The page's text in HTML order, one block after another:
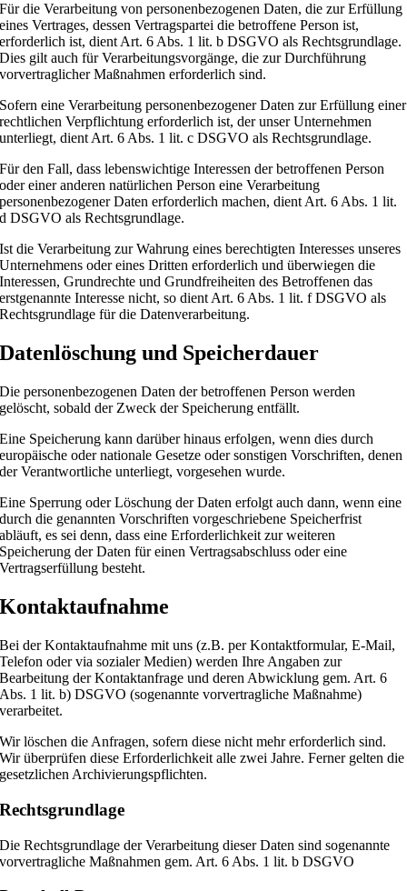
Für die Verarbeitung von personenbezogenen Daten, die zur Erfüllung
eines Vertrages, dessen Vertragspartei die betroffene Person ist,
erforderlich ist, dient Art. 6 Abs. 1 lit. b DSGVO als Rechtsgrundlage.
Dies gilt auch für Verarbeitungsvorgänge, die zur Durchführung
vorvertraglicher Maßnahmen erforderlich sind.
Sofern eine Verarbeitung personenbezogener Daten zur Erfüllung einer
rechtlichen Verpflichtung erforderlich ist, der unser Unternehmen
unterliegt, dient Art. 6 Abs. 1 lit. c DSGVO als Rechtsgrundlage.
Für den Fall, dass lebenswichtige Interessen der betroffenen Person
oder einer anderen natürlichen Person eine Verarbeitung
personenbezogener Daten erforderlich machen, dient Art. 6 Abs. 1 lit.
d DSGVO als Rechtsgrundlage.
Ist die Verarbeitung zur Wahrung eines berechtigten Interesses unseres
Unternehmens oder eines Dritten erforderlich und überwiegen die
Interessen, Grundrechte und Grundfreiheiten des Betroffenen das
erstgenannte Interesse nicht, so dient Art. 6 Abs. 1 lit. f DSGVO als
Rechtsgrundlage für die Datenverarbeitung.
Datenlöschung und Speicherdauer
Die personenbezogenen Daten der betroffenen Person werden
gelöscht, sobald der Zweck der Speicherung entfällt.
Eine Speicherung kann darüber hinaus erfolgen, wenn dies durch
europäische oder nationale Gesetze oder sonstigen Vorschriften, denen
der Verantwortliche unterliegt, vorgesehen wurde.
Eine Sperrung oder Löschung der Daten erfolgt auch dann, wenn eine
durch die genannten Vorschriften vorgeschriebene Speicherfrist
abläuft, es sei denn, dass eine Erforderlichkeit zur weiteren
Speicherung der Daten für einen Vertragsabschluss oder eine
Vertragserfüllung besteht.
Kontaktaufnahme
Bei der Kontaktaufnahme mit uns (z.B. per Kontaktformular, E-Mail,
Telefon oder via sozialer Medien) werden Ihre Angaben zur
Bearbeitung der Kontaktanfrage und deren Abwicklung gem. Art. 6
Abs. 1 lit. b) DSGVO (sogenannte vorvertragliche Maßnahme)
verarbeitet.
Wir löschen die Anfragen, sofern diese nicht mehr erforderlich sind.
Wir überprüfen diese Erforderlichkeit alle zwei Jahre. Ferner gelten die
gesetzlichen Archivierungspflichten.
Rechtsgrundlage
Die Rechtsgrundlage der Verarbeitung dieser Daten sind sogenannte
vorvertragliche Maßnahmen gem. Art. 6 Abs. 1 lit. b DSGVO